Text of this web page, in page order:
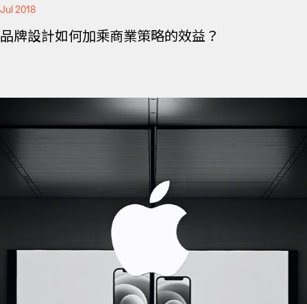
Jul 2018
品牌設計如何加乘商業策略的效益？